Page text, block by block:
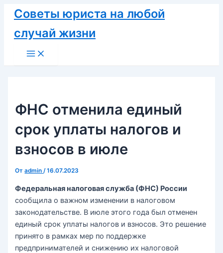
Перейти
содержимому
Советы юриста на любой
случай жизни
Main
Menu
ФНС отменила единый
срок уплаты налогов и
взносов в июле
Отadmin/16.07.2023
Федеральная налоговая служба (ФНС) России
сообщила о важном изменении в налоговом
законодательстве. В июле этого года был отменен
единый срок уплаты налогов и взносов. Это решение
принято в рамках мер по поддержке
предпринимателей и снижению их налоговой